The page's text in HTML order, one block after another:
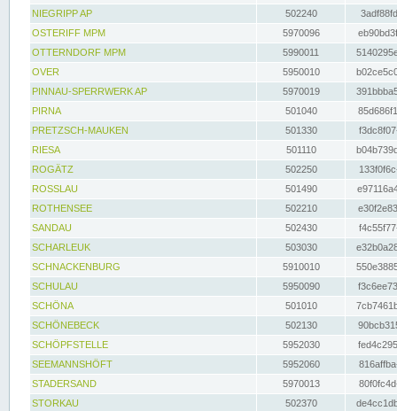
NIEGRIPP AP
502240
OSTERIFF MPM
5970096
OTTERNDORF MPM
5990011
OVER
5950010
PINNAU-SPERRWERK AP
5970019
PIRNA
501040
PRETZSCH-MAUKEN
501330
RIESA
501110
ROGÄTZ
502250
ROSSLAU
501490
ROTHENSEE
502210
SANDAU
502430
SCHARLEUK
503030
SCHNACKENBURG
5910010
SCHULAU
5950090
SCHÖNA
501010
SCHÖNEBECK
502130
SCHÖPFSTELLE
5952030
SEEMANNSHÖFT
5952060
STADERSAND
5970013
STORKAU
502370